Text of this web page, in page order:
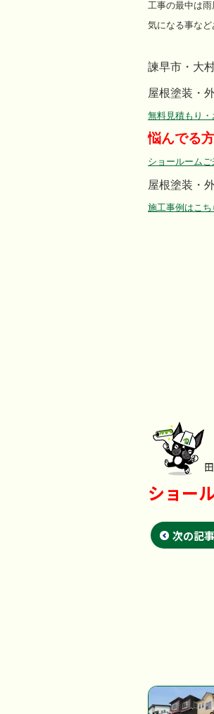
工事の最中は
気になる事など
諫早市・大
屋根塗装・
無料見積もり
悩んでる方
ショールーム
屋根塗装・
施工事例はこ
ショー
次の記事